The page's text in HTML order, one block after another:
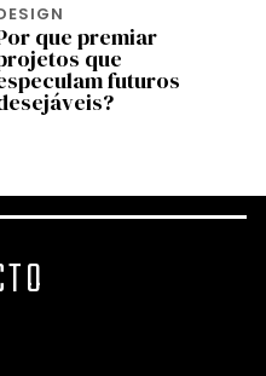
que premiar
que
futuros